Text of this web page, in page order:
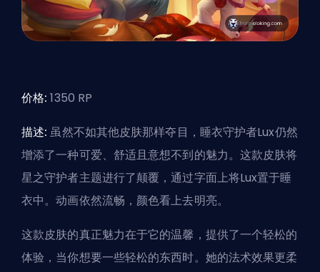
价格:1350 RP
描述: 虽然不如其他皮肤那样夺目，睡衣守护者Lux仍然
增添了一种可爱、舒适且意想不到的魅力。这款皮肤将
星之守护者主题进行了颠覆，通过字面上将Lux置于睡
衣中。动画依然流畅，颜色看上去明亮。
这款皮肤的真正魅力在于它的温馨，提供了一个轻松的
体验，当你想要一些轻松的东西时。她的法术效果更柔